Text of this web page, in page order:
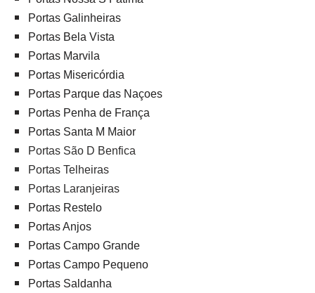
Portas Galinheiras
Portas Bela Vista
Portas Marvila
Portas Misericórdia
Portas Parque das Naçoes
Portas Penha de França
Portas Santa M Maior
Portas São D Benfica
Portas Telheiras
Portas Laranjeiras
Portas Restelo
Portas Anjos
Portas Campo Grande
Portas Campo Pequeno
Portas Saldanha